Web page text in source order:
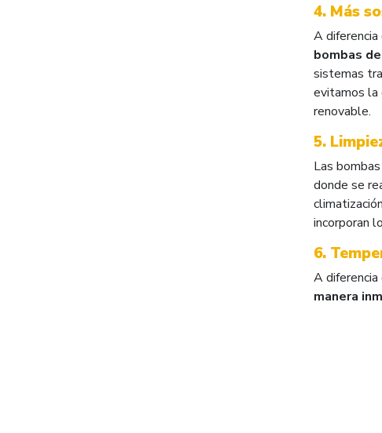
4. Más
A
bombas
sistemas
evitamos la
renovable.
5.
Las
donde se
incorporan
6.
A
manera